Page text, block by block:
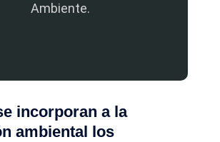
Ambiente.
incorporan a la
ambiental los